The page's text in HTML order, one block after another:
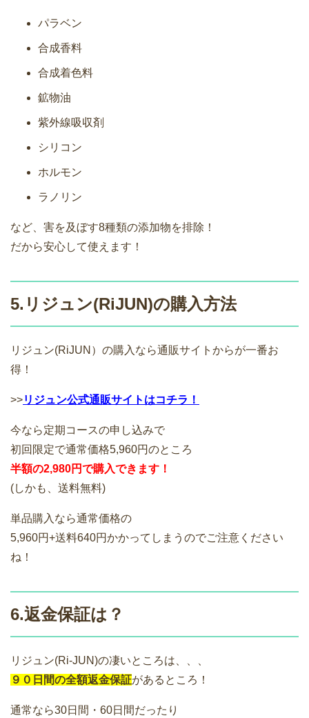
パラベン
合成香料
合成着色料
鉱物油
紫外線吸収剤
シリコン
ホルモン
ラノリン
など、害を及ぼす8種類の添加物を排除！
だから安心して使えます！
5.リジュン(RiJUN)の購入方法
リジュン(RiJUN）の購入なら通販サイトからが一番お
得！
>>リジュン公式通販サイトはコチラ！
今なら定期コースの申し込みで
初回限定で通常価格5,960円のところ
半額の2,980円で購入できます！
(しかも、送料無料)
単品購入なら通常価格の
5,960円+送料640円かかってしまうのでご注意ください
ね！
6.返金保証は？
リジュン(Ri-JUN)の凄いところは、、、
９０日間の全額返金保証があるところ！
通常なら30日間・60日間だったり